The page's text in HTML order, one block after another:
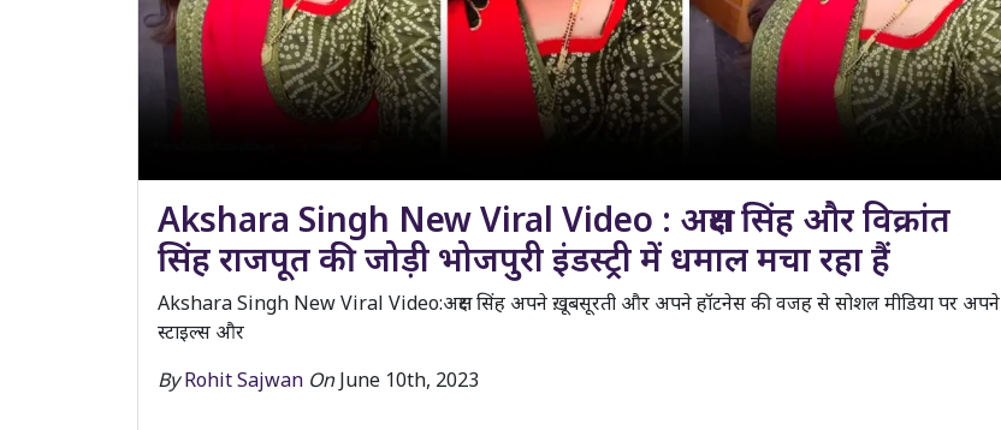
Akshara Singh New Viral Video : अक्षरा सिंह और विक्रांत
सिंह राजपूत की जोड़ी भोजपुरी इंडस्ट्री में धमाल मचा रहा हैं
Akshara Singh New Viral Video:अक्षरा सिंह अपने ख़ूबसूरती और अपने हॉटनेस की वजह से सोशल मीडिया पर अपने
स्टाइल्स और
ByRohit Sajwan OnJune 10th, 2023